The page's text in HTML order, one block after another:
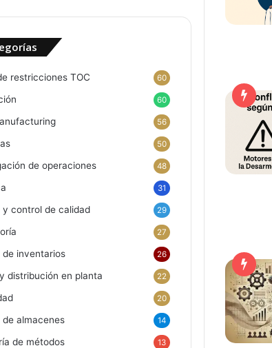
restricciones TOC 60
60
56
50
de operaciones 48
31
y control de calidad 29
27
de inventarios 26
distribución en planta 22
20
de almacenes 14
de métodos 13